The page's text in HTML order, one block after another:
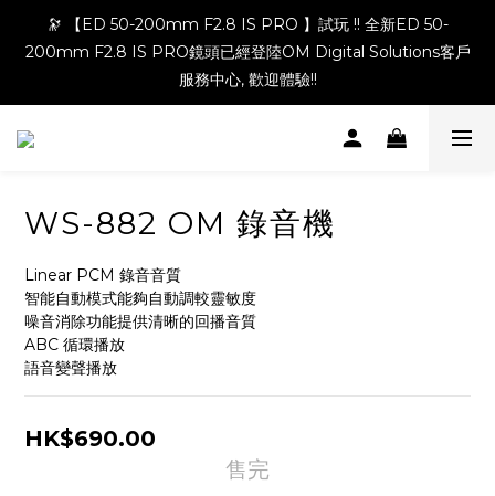
🔭 【ED 50-200mm F2.8 IS PRO 】試玩 !! 全新ED 50-
200mm F2.8 IS PRO鏡頭已經登陸OM Digital Solutions客戶
服務中心, 歡迎體驗!!
WS-882 OM 錄音機
Linear PCM 錄音音質
智能自動模式能夠自動調較靈敏度
噪音消除功能提供清晰的回播音質
ABC 循環播放
語音變聲播放
HK$690.00
售完